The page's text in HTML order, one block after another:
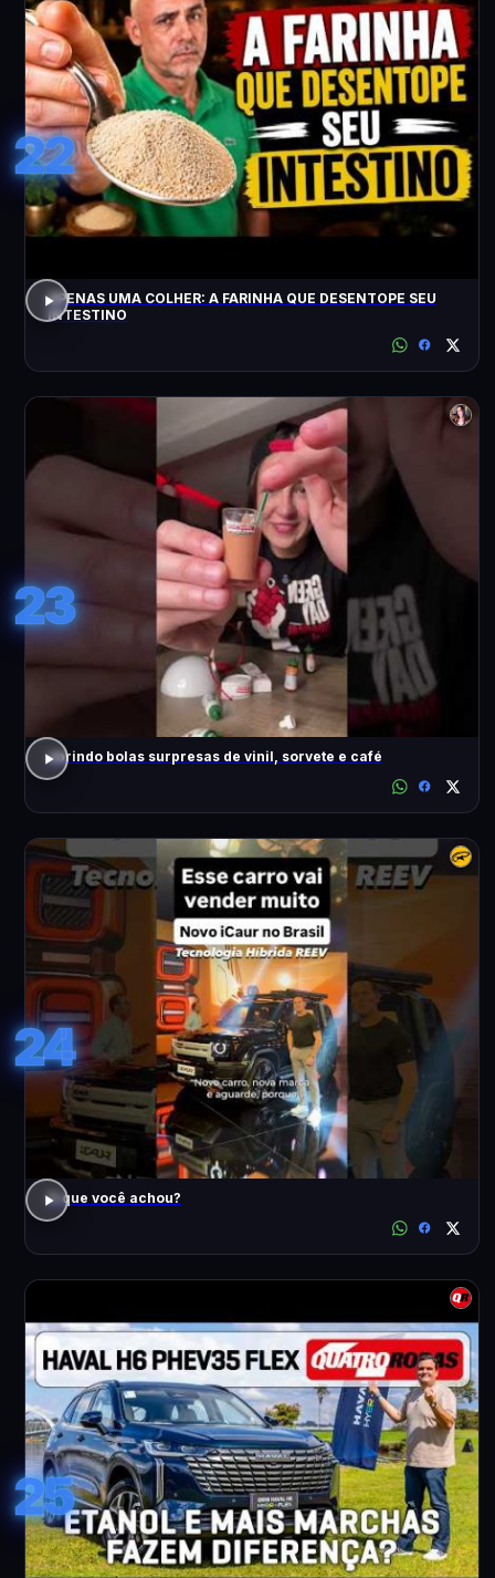
22
APENAS UMA COLHER: A FARINHA QUE DESENTOPE SEU
INTESTINO
23
abrindo bolas surpresas de vinil, sorvete e café
24
O que você achou?
25